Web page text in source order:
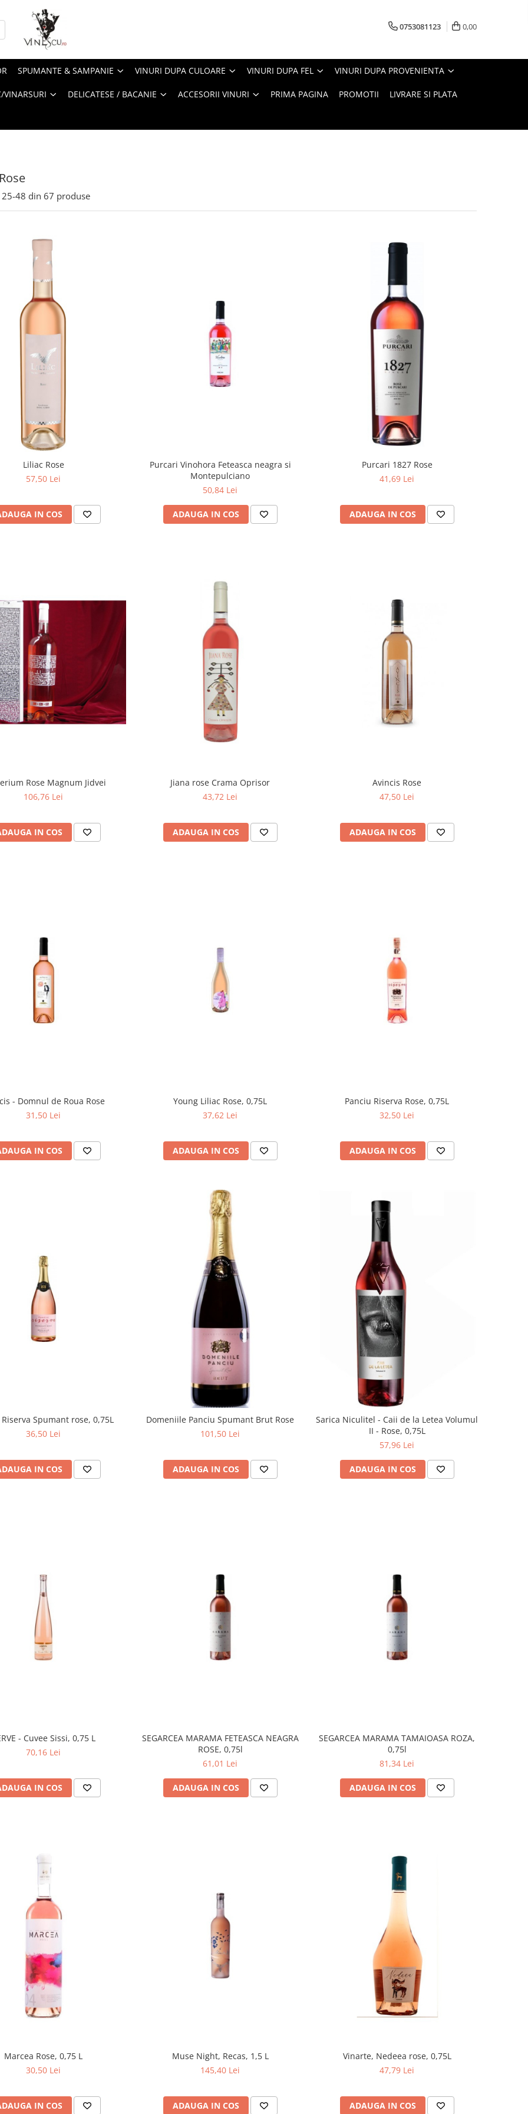
0753081123 0,00
SPUMANTE & SAMPANIE VINURI DUPA CULOARE VINURI DUPA FEL VINURI DUPA PROVENIENTA
DELICATESE / BACANIE ACCESORII VINURI PRIMA PAGINA PROMOTII LIVRARE SI PLATA
25-48 din 67 produse
Liliac Rose
57,50 Lei
IN COS
Purcari Vinohora Feteasca neagra si
Montepulciano
50,84 Lei
ADAUGA IN COS
Purcari 1827 Rose
41,69 Lei
ADAUGA IN COS
Rose Magnum Jidvei
106,76 Lei
IN COS
Jiana rose Crama Oprisor
43,72 Lei
ADAUGA IN COS
Avincis Rose
47,50 Lei
ADAUGA IN COS
- Domnul de Roua Rose
31,50 Lei
IN COS
Young Liliac Rose, 0,75L
37,62 Lei
ADAUGA IN COS
Panciu Riserva Rose, 0,75L
32,50 Lei
ADAUGA IN COS
Spumant rose, 0,75L
36,50 Lei
IN COS
Domeniile Panciu Spumant Brut Rose
101,50 Lei
ADAUGA IN COS
Sarica Niculitel - Caii de la Letea Volumul
II - Rose, 0,75L
57,96 Lei
ADAUGA IN COS
- Cuvee Sissi, 0,75 L
70,16 Lei
IN COS
SEGARCEA MARAMA FETEASCA NEAGRA
ROSE, 0,75l
61,01 Lei
ADAUGA IN COS
SEGARCEA MARAMA TAMAIOASA ROZA,
0,75l
81,34 Lei
ADAUGA IN COS
Marcea Rose, 0,75 L
30,50 Lei
IN COS
Muse Night, Recas, 1,5 L
145,40 Lei
ADAUGA IN COS
Vinarte, Nedeea rose, 0,75L
47,79 Lei
ADAUGA IN COS